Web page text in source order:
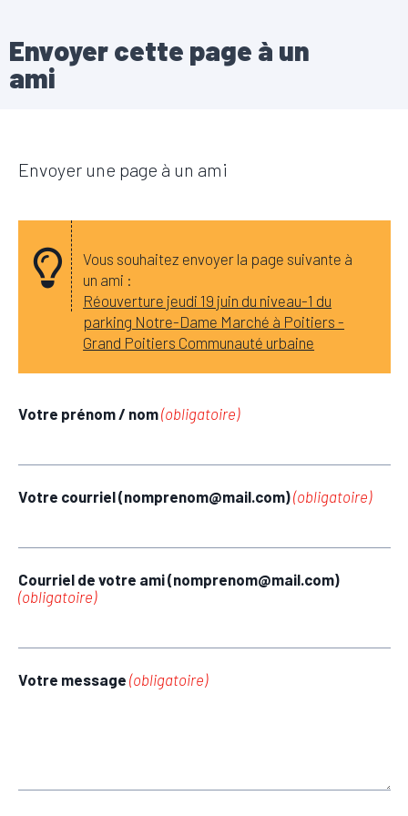
Envoyer cette page à un
ami
Envoyer une page à un ami
Vous souhaitez envoyer la page suivante à
un ami :
Réouverture jeudi 19 juin du niveau-1 du
parking Notre-Dame Marché à Poitiers -
Grand Poitiers Communauté urbaine
Votre prénom / nom(obligatoire)
Votre courriel (nomprenom@mail.com)(obligatoire)
Courriel de votre ami (nomprenom@mail.com)
(obligatoire)
Votre message (obligatoire)